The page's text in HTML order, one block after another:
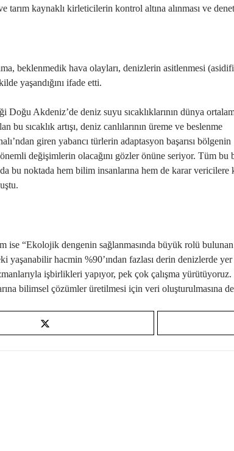
kaynaklı kirleticilerin kontrol altına alınması ve
, beklenmedik hava olayları, denizlerin asitlenmesi
yaşandığını ifade etti.
Akdeniz’de deniz suyu sıcaklıklarının dünya
bu sıcaklık artışı, deniz canlılarının üreme ve beslenme
giren yabancı türlerin adaptasyon başarısı bölgenin
değişimlerin olacağını gözler önüne seriyor. Tüm bu
bu noktada hem bilim insanlarına hem de karar vericilere
ise “Ekolojik dengenin sağlanmasında büyük rolü bulunan
hacmin %90’ından fazlası derin denizlerde
işbirlikleri yapıyor, pek çok çalışma
na bilimsel çözümler üretilmesi için veri oluşturulmasına